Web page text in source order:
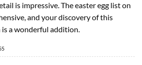
is impressive. The easter egg list on
and your discovery of this
a wonderful addition.